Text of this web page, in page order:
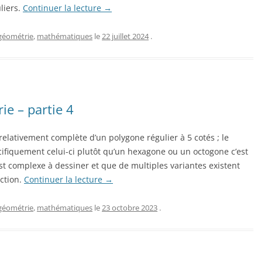
Continuer la lecture →
, mathématiques le22 juillet 2024 .
– partie 4
complète d’un polygone régulier à 5 cotés ; le
celui-ci plutôt qu’un hexagone ou un octogone c’est
complexe à dessiner et que de multiples variantes existent
Continuer la lecture →
, mathématiques le23 octobre 2023 .